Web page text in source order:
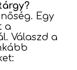
Egy
a
Válaszd a